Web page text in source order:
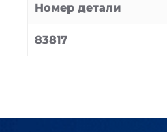
Номер детали
83817